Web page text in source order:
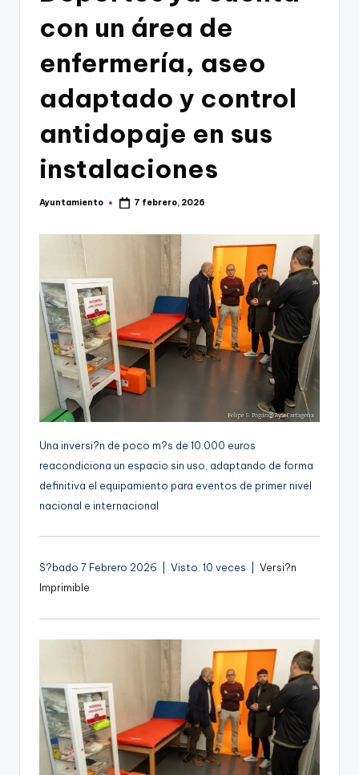
con un área de
enfermería, aseo
adaptado y control
antidopaje en sus
instalaciones
Publicado
Ayuntamiento 7 febrero, 2026
Una inversi?n de poco m?s de 10.000 euros
reacondiciona un espacio sin uso, adaptando de forma
definitiva el equipamiento para eventos de primer nivel
nacional e internacional
S?bado 7 Febrero 2026 | Visto: 10 veces | Versi?n
Imprimible